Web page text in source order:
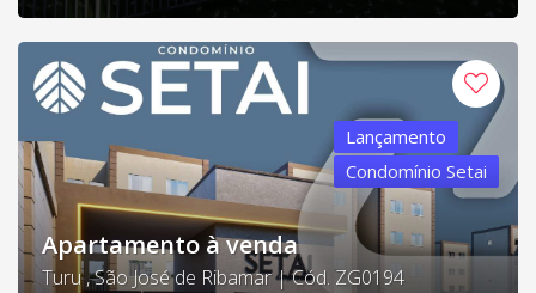
Lançamento
Condomínio Setai
Apartamento à venda
Turu , São José de Ribamar | Cód. ZG0194